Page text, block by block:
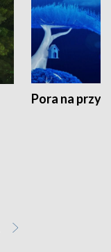
Pora na